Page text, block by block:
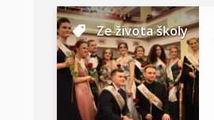
Ze života školy